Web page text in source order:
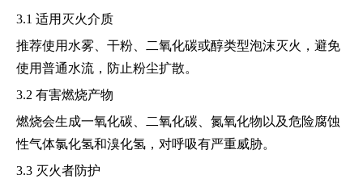
3.1 适用灭火介质
推荐使用水雾、干粉、二氧化碳或醇类型泡沫灭火，避免
使用普通水流，防止粉尘扩散。
3.2 有害燃烧产物
燃烧会生成一氧化碳、二氧化碳、氮氧化物以及危险腐蚀
性气体氯化氢和溴化氢，对呼吸有严重威胁。
3.3 灭火者防护